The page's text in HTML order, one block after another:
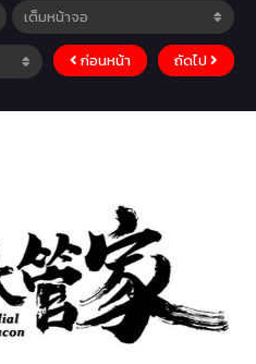
ก่อนหน้า ถัดไป